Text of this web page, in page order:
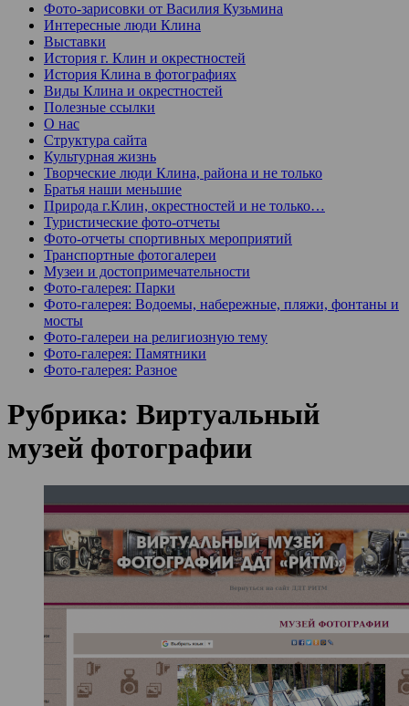
Фото-зарисовки от Василия Кузьмина
Интересные люди Клина
Выставки
История г. Клин и окрестностей
История Клина в фотографиях
Виды Клина и окрестностей
Полезные ссылки
О нас
Структура сайта
Культурная жизнь
Творческие люди Клина, района и не только
Братья наши меньшие
Природа г.Клин, окрестностей и не только…
Туристические фото-отчеты
Фото-отчеты спортивных мероприятий
Транспортные фотогалереи
Музеи и достопримечательности
Фото-галерея: Парки
Фото-галерея: Водоемы, набережные, пляжи, фонтаны и
мосты
Фото-галереи на религиозную тему
Фото-галерея: Памятники
Фото-галерея: Разное
Рубрика: Виртуальный
музей фотографии